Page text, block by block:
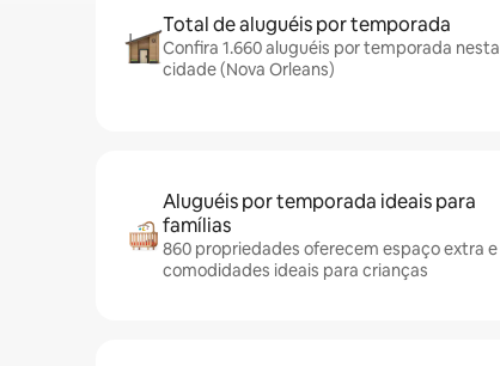
Total de aluguéis por temporada
Confira 1.660 aluguéis por temporada nesta
cidade (Nova Orleans)
Aluguéis por temporada ideais para
famílias
860 propriedades oferecem espaço extra e
comodidades ideais para crianças